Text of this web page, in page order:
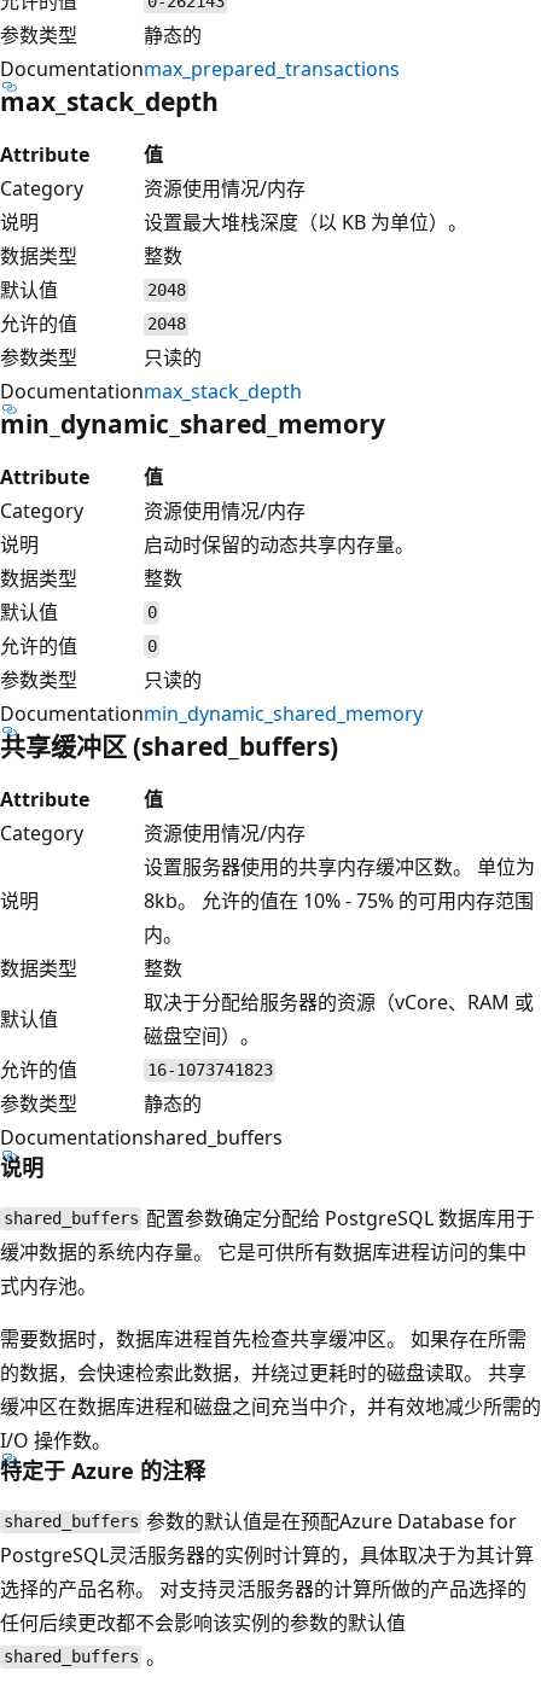
参数类型
静态的
Documentationmax_prepared_transactions
max_stack_depth
Attribute
值
Category
资源使用情况/内存
说明
设置最大堆栈深度（以 KB 为单位）。
数据类型
整数
默认值
2048
允许的值 2048
参数类型
只读的
Documentationmax_stack_depth
min_dynamic_shared_memory
Attribute
值
Category
资源使用情况/内存
说明
启动时保留的动态共享内存量。
数据类型
整数
默认值
0
允许的值 0
参数类型
只读的
Documentationmin_dynamic_shared_memory
共享缓冲区 (shared_buffers)
Attribute
值
Category
资源使用情况/内存
说明
设置服务器使用的共享内存缓冲区数。 单位为
8kb。 允许的值在 10% - 75% 的可用内存范围
内。
数据类型
整数
默认值
取决于分配给服务器的资源（vCore、RAM 或
磁盘空间）。
允许的值
16-1073741823
参数类型
静态的
Documentationshared_buffers
说明
shared_buffers 配置参数确定分配给 PostgreSQL 数据库用于
缓冲数据的系统内存量。 它是可供所有数据库进程访问的集中
式内存池。
需要数据时，数据库进程首先检查共享缓冲区。 如果存在所需
的数据，会快速检索此数据，并绕过更耗时的磁盘读取。 共享
缓冲区在数据库进程和磁盘之间充当中介，并有效地减少所需的
I/O 操作数。
特定于 Azure 的注释
shared_buffers 参数的默认值是在预配Azure Database for
PostgreSQL灵活服务器的实例时计算的，具体取决于为其计算
选择的产品名称。 对支持灵活服务器的计算所做的产品选择的
任何后续更改都不会影响该实例的参数的默认值
shared_buffers 。